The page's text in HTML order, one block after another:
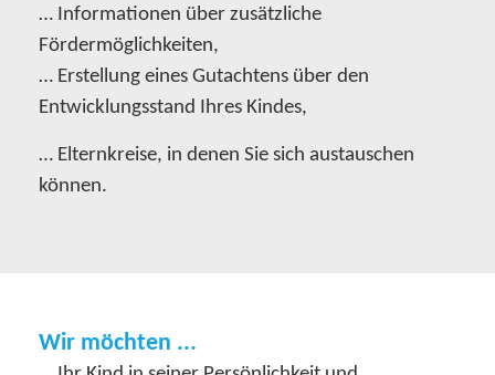
… Informationen über zusätzliche
Fördermöglichkeiten,
… Erstellung eines Gutachtens über den
Entwicklungsstand Ihres Kindes,
… Elternkreise, in denen Sie sich austauschen
können.
Wir möchten ...